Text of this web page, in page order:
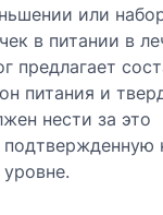
или
в питании в
предлагает
питания и
нести за это
подтвержденную